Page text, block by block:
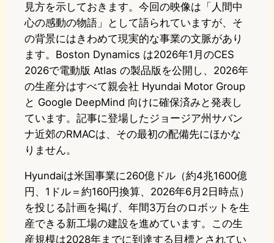
見方を示しておきます。今回の映像は「人間中
心の感動の物語」として語られていますが、そ
の背景にはきわめて現実的な事業の文脈があり
ます。Boston Dynamics は2026年1月のCES
2026で電動版 Atlas の製品版を公開し、2026年
の生産分はすべて親会社 Hyundai Motor Group
と Google DeepMind 向けに確保済みと発表し
ています。記事に登場したジョージア州サバン
ナ近郊のRMACは、その最初の配備先にほかな
りません。
Hyundaiは米国事業に260億ドル（約4兆1600億
円、1ドル＝約160円換算、2026年6月2日時点）
を投じる計画を掲げ、年間3万台のロボットを生
産できる新工場の建設を進めています。この生
産規模は2028年までに到達する目標とされてい